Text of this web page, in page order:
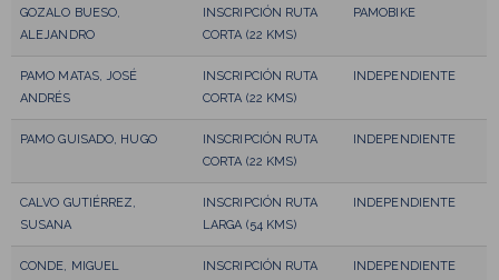
GOZALO BUESO,
ALEJANDRO
INSCRIPCIÓN RUTA
CORTA (22 KMS)
PAMOBIKE
PAMO MATAS, JOSÉ
ANDRÉS
INSCRIPCIÓN RUTA
CORTA (22 KMS)
INDEPENDIENTE
PAMO GUISADO, HUGO
INSCRIPCIÓN RUTA
CORTA (22 KMS)
INDEPENDIENTE
CALVO GUTIÉRREZ,
SUSANA
INSCRIPCIÓN RUTA
LARGA (54 KMS)
INDEPENDIENTE
CONDE, MIGUEL
INSCRIPCIÓN RUTA
INDEPENDIENTE